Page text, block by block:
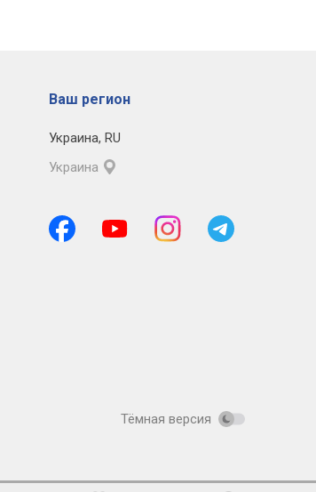
Ваш регион
Украина, RU
Украина
Тёмная версия